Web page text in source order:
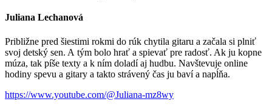
Juliana Lechanová
Približne pred šiestimi rokmi do rúk chytila gitaru a začala si plniť
svoj detský sen. A tým bolo hrať a spievať pre radosť. Ak ju kopne
múza, tak píše texty a k ním doladí aj hudbu. Navštevuje online
hodiny spevu a gitary a takto strávený čas ju baví a napĺňa.
https://www.youtube.com/@Juliana-mz8wy